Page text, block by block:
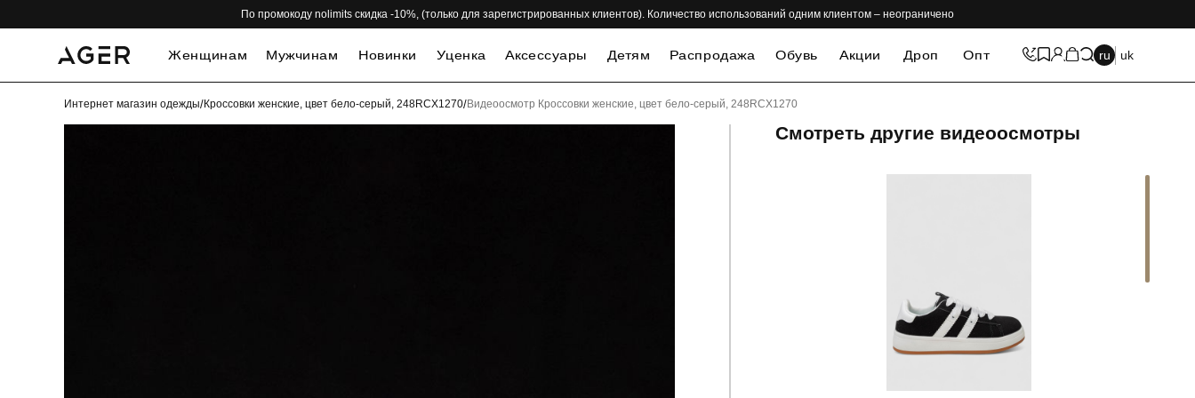
По промокоду nolimits скидка -10%, (только для зарегистрированных клиентов). Количество использований одним клиентом – неограничено
Женщинам Мужчинам Новинки Уценка Аксессуары Детям Распродажа Обувь Акции Дроп Опт ru uk
Интернет магазин одежды/Кроссовки женские, цвет бело-серый, 248RCX1270/Видеоосмотр Кроссовки женские, цвет бело-серый, 248RCX1270
Смотреть другие видеоосмотры